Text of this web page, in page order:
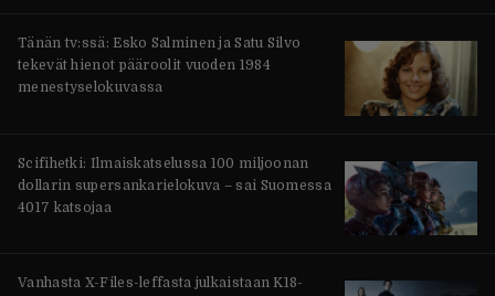
Tänän tv:ssä: Esko Salminen ja Satu Silvo
tekevät hienot pääroolit vuoden 1984
menestyselokuvassa
Scifihetki: Ilmaiskatselussa 100 miljoonan
dollarin supersankarielokuva – sai Suomessa
4017 katsojaa
Vanhasta X-Files-leffasta julkaistaan K18-